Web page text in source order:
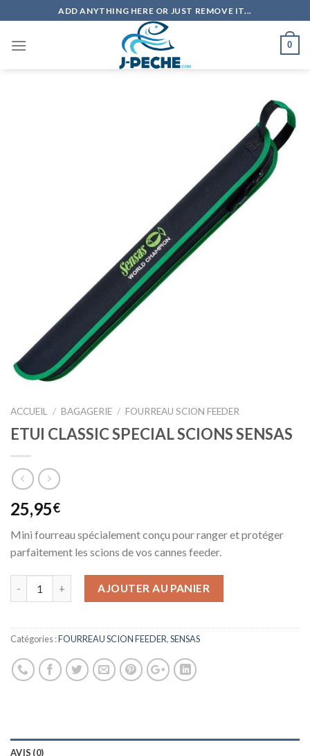
to
content
ADD ANYTHING HERE OR JUST REMOVE IT...
0
ACCUEIL / BAGAGERIE / FOURREAU SCION FEEDER
ETUI CLASSIC SPECIAL SCIONS SENSAS
25,95€
Mini fourreau spécialement conçu pour ranger et protéger
parfaitement les scions de vos cannes feeder.
AJOUTER AU PANIER
Catégories :FOURREAU SCION FEEDER,SENSAS
AVIS (0)